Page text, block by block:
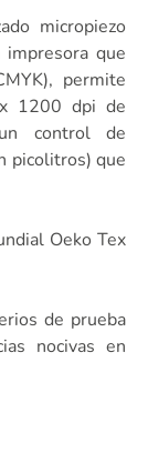
micropiezo
que
permite
1200 dpi de
control de
picolitros) que
Oeko Tex
de prueba
nocivas en